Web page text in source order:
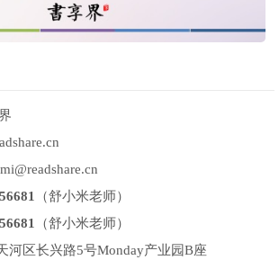
（舒小米老师）
（舒小米老师）
河区长兴路5号Monday产业园B座